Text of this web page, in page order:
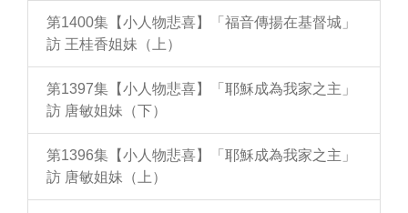
第1400集【小人物悲喜】「福音傳揚在基督城」
訪 王桂香姐妹（上）
第1397集【小人物悲喜】「耶穌成為我家之主」
訪 唐敏姐妹（下）
第1396集【小人物悲喜】「耶穌成為我家之主」
訪 唐敏姐妹（上）